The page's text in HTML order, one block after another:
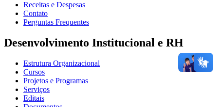
Receitas e Despesas
Contato
Perguntas Frequentes
Desenvolvimento Institucional e RH
Estrutura Organizacional
Cursos
Projetos e Programas
Serviços
Editais